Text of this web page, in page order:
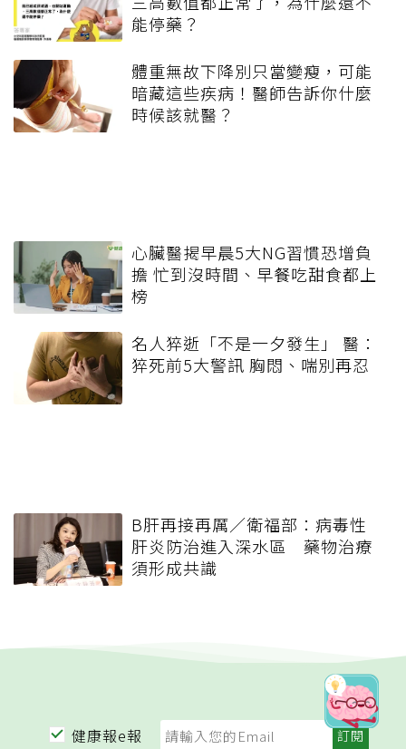
能停藥？
體重無故下降別只當變瘦，可能
暗藏這些疾病！醫師告訴你什麼
時候該就醫？
心臟醫揭早晨5大NG習慣恐增負
擔 忙到沒時間、早餐吃甜食都上
榜
名人猝逝「不是一夕發生」 醫：
猝死前5大警訊 胸悶、喘別再忍
B肝再接再厲／衛福部：病毒性
肝炎防治進入深水區 藥物治療
須形成共識
健康報e報